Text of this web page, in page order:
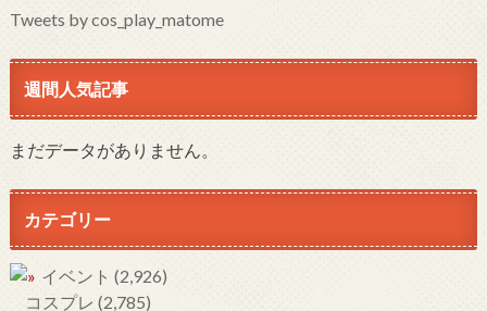
Tweets by cos_play_matome
週間人気記事
まだデータがありません。
カテゴリー
イベント (2,926)
コスプレ (2,785)